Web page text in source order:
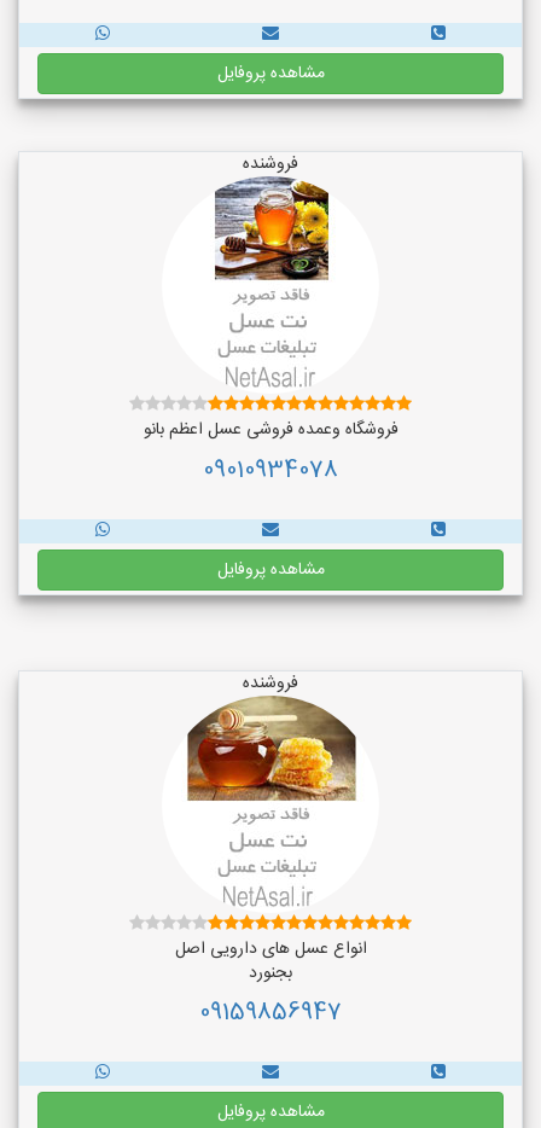
مشاهده پروفایل
فروشنده
فروشگاه وعمده فروشی عسل اعظم بانو
09010934078
مشاهده پروفایل
فروشنده
انواع عسل های دارویی اصل
بجنورد
09159856947
مشاهده پروفایل